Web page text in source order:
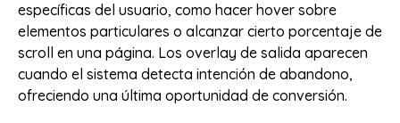
específicas del usuario, como hacer hover sobre
elementos particulares o alcanzar cierto porcentaje de
scroll en una página. Los overlay de salida aparecen
cuando el sistema detecta intención de abandono,
ofreciendo una última oportunidad de conversión.